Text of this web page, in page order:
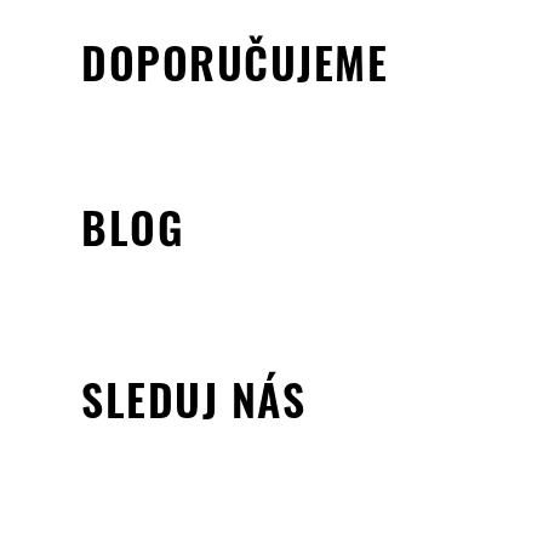
DOPORUČUJEME
BLOG
SLEDUJ NÁS